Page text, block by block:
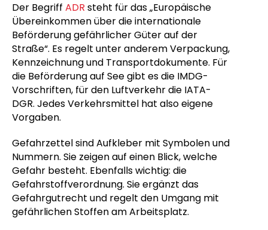
Der Begriff ADR steht für das „Europäische
Übereinkommen über die internationale
Beförderung gefährlicher Güter auf der
Straße“. Es regelt unter anderem Verpackung,
Kennzeichnung und Transportdokumente. Für
die Beförderung auf See gibt es die IMDG-
Vorschriften, für den Luftverkehr die IATA-
DGR. Jedes Verkehrsmittel hat also eigene
Vorgaben.
Gefahrzettel sind Aufkleber mit Symbolen und
Nummern. Sie zeigen auf einen Blick, welche
Gefahr besteht. Ebenfalls wichtig: die
Gefahrstoffverordnung. Sie ergänzt das
Gefahrgutrecht und regelt den Umgang mit
gefährlichen Stoffen am Arbeitsplatz.